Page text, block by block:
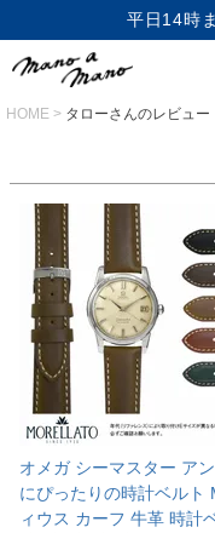
平日14時
HOME タローさんのレビュー
オメガ シーマスター ア
にぴったりの時計ベルト
ィウス カーフ 牛革 時計